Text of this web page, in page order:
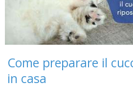
Come preparare il
in casa